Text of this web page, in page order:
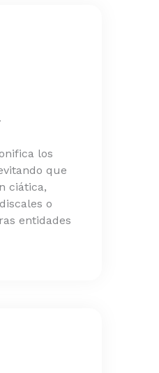
los
que
ciática,
o
entidades